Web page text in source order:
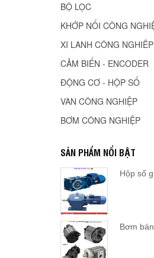
BỘ LỌC
KHỚP NỐI CÔNG
XI LANH CÔNG NGHIÊP
CẢM BIẾN - ENCODER
ĐỘNG CƠ - HỘP SỐ
VAN CÔNG NGHIỆP
BƠM CÔNG NGHIỆP
SẢN PHẨM NỔI BẬT
Hộp số
Bơm